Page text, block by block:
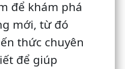
để khám phá
mới, từ đó
​​thức chuyên
để giúp